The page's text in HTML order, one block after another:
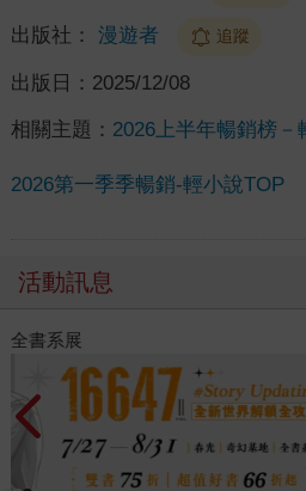
出版社： 漫遊者 追蹤
出版日： 2025/12/08
相關主題： 2026上半年暢銷榜－
2026第一季季暢銷-輕小說TOP
活動訊息
2026金石堂暑假漫博〈你好，我吃